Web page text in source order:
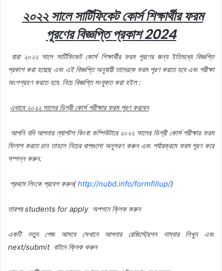
২০২২সালেসার্টিফিকেটকোর্সশিক্ষার্থীরফরম
পূরণেরবিজ্ঞপ্তিপ্রকাশ 2024
যারা ২০২২ সালে সার্টিফিকেট কোর্স শিক্ষার্থীর ফরম পূরণের জন্য ইতিমধ্যে বিজ্ঞপ্তি
প্রকাশকরাহয়েছেএবং এইবিজ্ঞপ্তিঅনুযায়ীতাদেরকে ফরম পূরণকরতেহবেএবং পরীক্ষা
অংশগ্রহণকরতেহবে. নিচেবিজ্ঞপ্তিসংযুক্তকরাহইল :
এভাবে২০২২ সালেরডিগ্রীকোর্সপরীক্ষার ফরম পূরণকরবেন
আপনি যদিআপনার ল্যাপটপকিংবা কম্পিউটারে২০২২ সালের ডিগ্রী কোর্সপরীক্ষার ফরম
ফিলাপকরতেচান তাহলে নিচের ধাপগুলো অনুসরণ করুনএবং পর্যায়ক্রমে ফরম পূরণ করে
সম্পন্নকরুন.
প্রথমেলিংকে প্রবেশকরুন(http://nubd.info/formfillup/)
তারপর students for apply অপশনেক্লিককরুন
একটি নতুন পেজ আসবে সেখানে আপনার রেজিস্ট্রেশন নাম্বার লিখুন এবং
next/submit বাটনেক্লিককরুন